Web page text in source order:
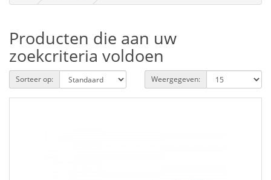
Producten die aan uw
zoekcriteria voldoen
Sorteer op: Weergegeven: